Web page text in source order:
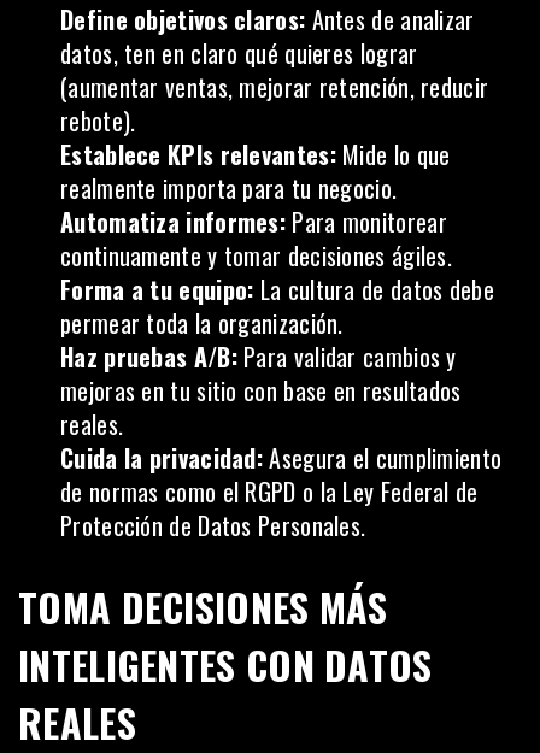
Define objetivos claros: Antes de analizar
datos, ten en claro qué quieres lograr
(aumentar ventas, mejorar retención, reducir
rebote).
Establece KPIs relevantes:Mide lo que
realmente importa para tu negocio.
Automatiza informes: Para monitorear
continuamente y tomar decisiones ágiles.
Forma a tu equipo: La cultura de datos debe
permear toda la organización.
Haz pruebas A/B:Para validar cambios y
mejoras en tu sitio con base en resultados
reales.
Cuida la privacidad:Asegura el cumplimiento
de normas como el RGPD o la Ley Federal de
Protección de Datos Personales.
TOMA DECISIONES MÁS
INTELIGENTES CON DATOS
REALES